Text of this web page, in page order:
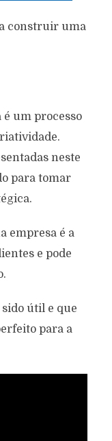
construir uma
um processo
neste
para tomar
empresa é a
e pode
útil e que
para a